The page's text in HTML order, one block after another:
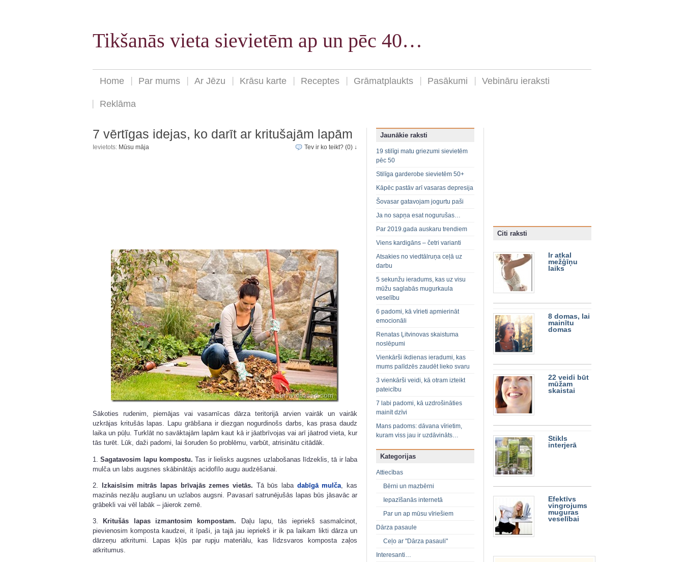
Tikšanās vieta sievietēm ap un pēc 40…
Home Par mums Ar Jēzu Krāsu karte Receptes Grāmatplaukts Pasākumi Vebināru ieraksti
Reklāma
7 vērtīgas idejas, ko darīt ar kritušajām lapām
Ievietots: Mūsu māja Tev ir ko teikt? (0) ↓
Sākoties rudenim, piemājas vai vasarnīcas dārza teritorijā arvien vairāk un vairāk
uzkrājas kritušās lapas. Lapu grābšana ir diezgan nogurdinošs darbs, kas prasa daudz
laika un pūļu. Turklāt no savāktajām lapām kaut kā ir jāatbrīvojas vai arī jāatrod vieta, kur
tās turēt. Lūk, daži padomi, lai šoruden šo problēmu, varbūt, atrisinātu citādāk.
1.Sagatavosim lapu kompostu. Tas ir lielisks augsnes uzlabošanas līdzeklis, tā ir laba
mulča un labs augsnes skābinātājs acidofīlo augu audzēšanai.
2. Izkaisīsim mitrās lapas brīvajās zemes vietās. Tā būs laba dabīgā mulča , kas
mazinās nezāļu augšanu un uzlabos augsni. Pavasarī satrunējušās lapas būs jāsavāc ar
grābekli vai vēl labāk – jāierok zemē.
3. Kritušās lapas izmantosim kompostam. Daļu lapu, tās iepriekš sasmalcinot,
pievienosim komposta kaudzei, it īpaši, ja tajā jau iepriekš ir ik pa laikam likti dārza un
dārzeņu atkritumi. Lapas kļūs par rupju materiālu, kas līdzsvaros komposta zaļos
atkritumus.
Jaunākie raksti
19 stilīgi matu griezumi sievietēm
pēc 50
Stilīga garderobe sievietēm 50+
Kāpēc pastāv arī vasaras depresija
Šovasar gatavojam jogurtu paši
Ja no sapņa esat nogurušas…
Par 2019.gada auskaru trendiem
Viens kardigāns – četri varianti
Atsakies no viedtālruņa ceļā uz
darbu
5 sekunžu ieradums, kas uz visu
mūžu saglabās mugurkaula
veselību
6 padomi, kā vīrieti apmierināt
emocionāli
Renatas Ļitvinovas skaistuma
noslēpumi
Vienkārši ikdienas ieradumi, kas
mums palīdzēs zaudēt lieko svaru
3 vienkārši veidi, kā otram izteikt
pateicību
7 labi padomi, kā uzdrošināties
mainīt dzīvi
Mans padoms: dāvana vīrietim,
kuram viss jau ir uzdāvināts…
Kategorijas
Attiecības
Bērni un mazbērni
Iepazīšanās internetā
Par un ap mūsu vīriešiem
Dārza pasaule
Ceļo ar "Dārza pasauli"
Interesanti…
Citi raksti
Ir atkal
mežģīņu
laiks
8 domas, lai
mainītu
domas
22 veidi būt
mūžam
skaistai
Stikls
interjerā
Efektīvs
vingrojums
muguras
veselībai